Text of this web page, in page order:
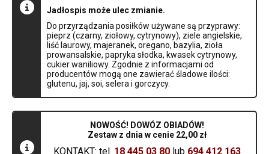
Jadłospis może ulec zmianie.
Do przyrządzania posiłków używane są przyprawy:
pieprz (czarny, ziołowy, cytrynowy), ziele angielskie,
liść laurowy, majeranek, oregano, bazylia, zioła
prowansalskie, papryka słodka, kwasek cytrynowy,
cukier waniliowy. Zgodnie z informacjami od
producentów mogą one zawierać śladowe ilości:
glutenu, jaj, soi, selera i gorczycy.
NOWOŚĆ! DOWÓZ OBIADÓW!
Zestaw z dnia w cenie 22,00 zł
KONTAKT: tel. 18 445 03 80 lub 694 412 163